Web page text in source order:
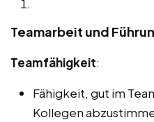
Teamarbeit und
Teamfähigkeit:
Fähigkeit, gut im
Kollegen